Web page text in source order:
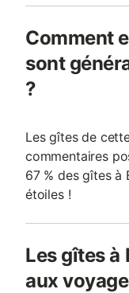
Comment
sont
?
Les gîtes de
commentaires
67 % des gîtes à
étoiles !
Les gîtes
aux